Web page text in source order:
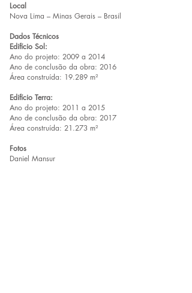
Local
Nova Lima – Minas Gerais – Brasil
Dados Técnicos
Edifício Sol:
Ano do projeto: 2009 a 2014
Ano de conclusão da obra: 2016
Área construída: 19.289 m²
Edifício Terra:
Ano do projeto: 2011 a 2015
Ano de conclusão da obra: 2017
Área construída: 21.273 m²
Fotos
Daniel Mansur